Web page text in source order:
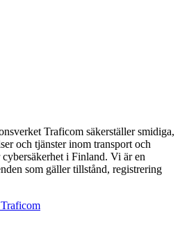
Traficom säkerställer smidiga,
och tjänster inom transport och
i Finland. Vi är en
som gäller tillstånd, registrering